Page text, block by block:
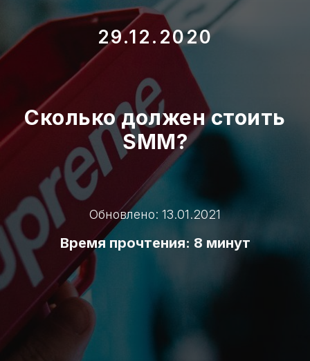
29.12.2020
Сколько должен стоить
SMM?
Обновлено: 13.01.2021
Время прочтения: 8 минут